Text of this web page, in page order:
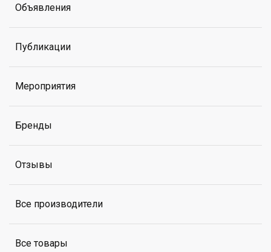
Объявления
Публикации
Мероприятия
Бренды
Отзывы
Все производители
Все товары